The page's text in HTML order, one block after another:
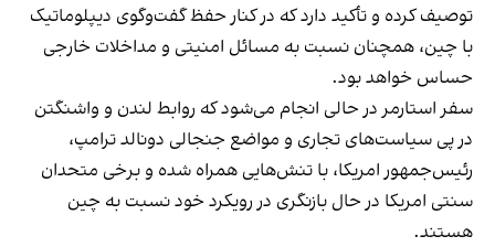
توصیف کرده و تأکید دارد که در کنار حفظ گفت‌وگوی دیپلوماتیک
با چین، همچنان نسبت به مسائل امنیتی و مداخلات خارجی
حساس خواهد بود.
سفر استارمر در حالی انجام می‌شود که روابط لندن و واشنگتن
در پی سیاست‌های تجاری و مواضع جنجالی دونالد ترامپ،
رئیس‌جمهور امریکا، با تنش‌هایی همراه شده و برخی متحدان
سنتی امریکا در حال بازنگری در رویکرد خود نسبت به چین
هستند.